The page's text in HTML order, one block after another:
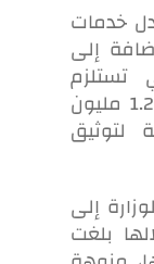
خدمات
إلى
تستلزم
الحضور لمقار التوثيق العدلية بواقع 1.2 مليون
ألف عملية لتوثيق
إلى
بلغت